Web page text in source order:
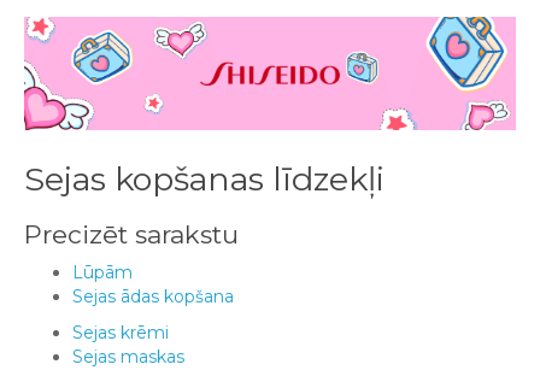
Sejas kopšanas līdzekļi
Precizēt sarakstu
Lūpām
Sejas ādas kopšana
Sejas krēmi
Sejas maskas